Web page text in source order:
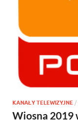
KANAŁY TELEWIZYJNE /
Wiosna 2019